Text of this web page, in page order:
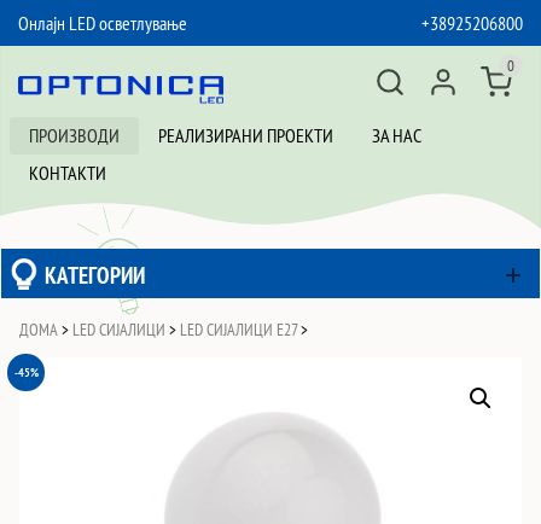
Онлајн LED осветлување
+38925206800
ПРОИЗВОДИ РЕАЛИЗИРАНИ ПРОЕКТИ
ЗА НАС
КОНТАКТИ
0
КАТЕГОРИИ
ДОМА > LED СИЈАЛИЦИ > LED СИЈАЛИЦИ Е27>
-45%